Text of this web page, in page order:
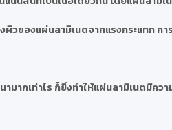
วของแผ่นลามิเนตจากแรงกระแทก ก
ากเท่าไร ก็ยิ่งทำให้แผ่นลามิเนตมีคว